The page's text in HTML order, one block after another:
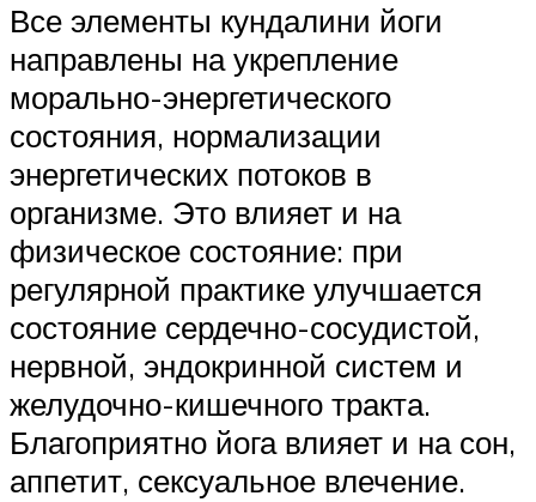
Все элементы кундалини йоги
направлены на укрепление
морально-энергетического
состояния, нормализации
энергетических потоков в
организме. Это влияет и на
физическое состояние: при
регулярной практике улучшается
состояние сердечно-сосудистой,
нервной, эндокринной систем и
желудочно-кишечного тракта.
Благоприятно йога влияет и на сон,
аппетит, сексуальное влечение.